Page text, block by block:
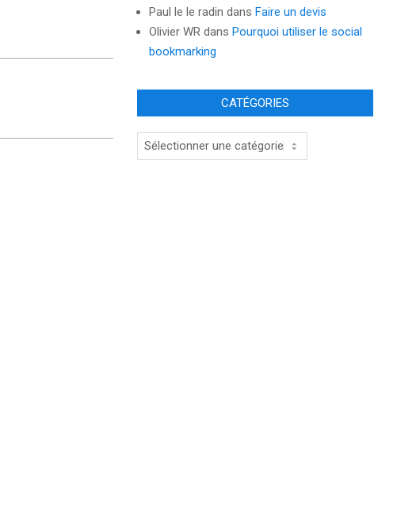
Paul le le radin dans Faire un devis
Olivier WRdans Pourquoi utiliser le social
bookmarking
CATÉGORIES
Catégories